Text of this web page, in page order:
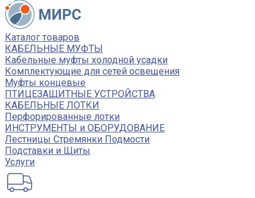
Каталог товаров
КАБЕЛЬНЫЕ МУФТЫ
Кабельные муфты холодной усадки
Комплектующие для сетей освещения
Муфты концевые
ПТИЦЕЗАЩИТНЫЕ УСТРОЙСТВА
КАБЕЛЬНЫЕ ЛОТКИ
Перфорированные лотки
ИНСТРУМЕНТЫ и ОБОРУДОВАНИЕ
Лестницы Стремянки Подмости
Подставки и Щиты
Услуги